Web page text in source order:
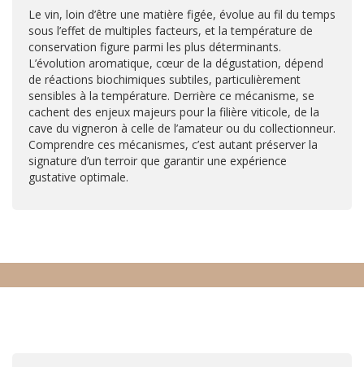
Le vin, loin d’être une matière figée, évolue au fil du temps
sous l’effet de multiples facteurs, et la température de
conservation figure parmi les plus déterminants.
L’évolution aromatique, cœur de la dégustation, dépend
de réactions biochimiques subtiles, particulièrement
sensibles à la température. Derrière ce mécanisme, se
cachent des enjeux majeurs pour la filière viticole, de la
cave du vigneron à celle de l’amateur ou du collectionneur.
Comprendre ces mécanismes, c’est autant préserver la
signature d’un terroir que garantir une expérience
gustative optimale.